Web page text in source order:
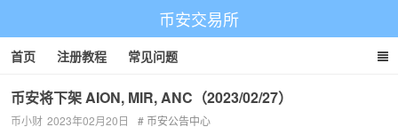
币安交易所
首页 注册教程 常见问题
币安将下架 AION, MIR, ANC（2023/02/27）
币小财 2023年02月20日 币安公告中心